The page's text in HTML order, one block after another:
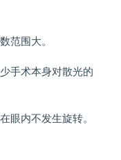
范围大。
手术本身对散光的
内不发生旋转。